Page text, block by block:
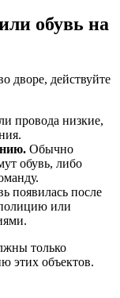
обувь на
дворе, действуйте
провода низкие,
Обычно
обувь, либо
появилась после
или
только
этих объектов.